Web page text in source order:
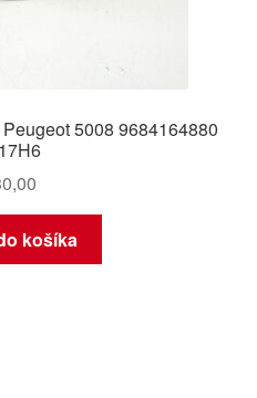
5008 9684164880
košíka